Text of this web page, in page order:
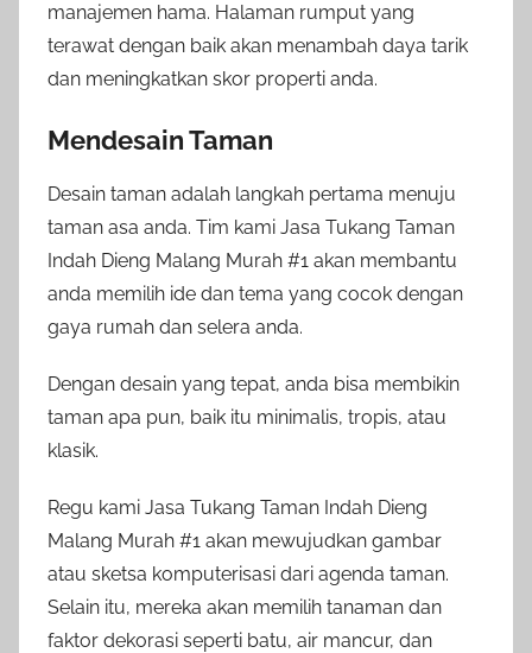
manajemen hama. Halaman rumput yang
terawat dengan baik akan menambah daya tarik
dan meningkatkan skor properti anda.
Mendesain Taman
Desain taman adalah langkah pertama menuju
taman asa anda. Tim kami Jasa Tukang Taman
Indah Dieng Malang Murah #1 akan membantu
anda memilih ide dan tema yang cocok dengan
gaya rumah dan selera anda.
Dengan desain yang tepat, anda bisa membikin
taman apa pun, baik itu minimalis, tropis, atau
klasik.
Regu kami Jasa Tukang Taman Indah Dieng
Malang Murah #1 akan mewujudkan gambar
atau sketsa komputerisasi dari agenda taman.
Selain itu, mereka akan memilih tanaman dan
faktor dekorasi seperti batu, air mancur, dan